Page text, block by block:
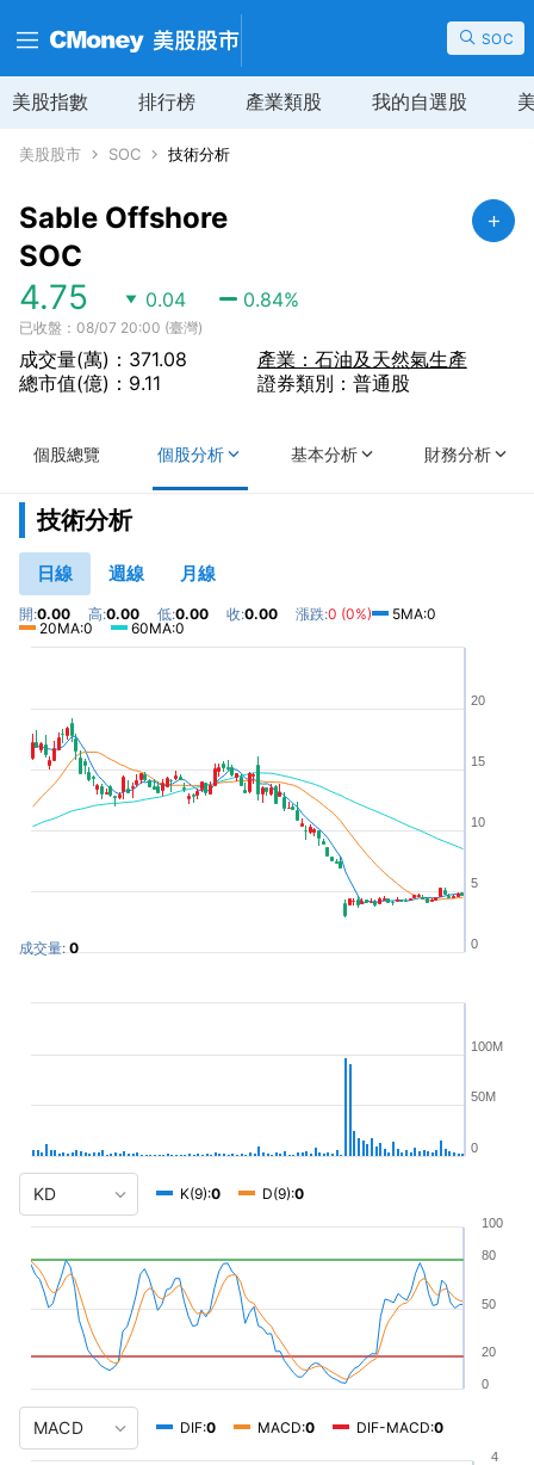
SOC
美股指數 排行榜 產業類股 我的自選股
美股股市 SOC 技術分析
Sable Offshore
SOC
4.75 0.04 0.84%
已收盤：08/07 20:00 (臺灣)
成交量(萬)：371.08
總市值(億)：9.11
產業：石油及天然氣生產
證券類別：普通股
個股總覽 個股分析 基本分析 財務分析
技術分析
日線 週線 月線
開:0.00 高:0.00 低:0.00 收:0.00 漲跌:0 (0%)
5MA:0
20MA:0
60MA:0
成交量:0 0
5
10
15
20
0
50M
100M
K(9):0 D(9):0
0
20
50
80
100
DIF:0 MACD:0 DIF-MACD:0
4